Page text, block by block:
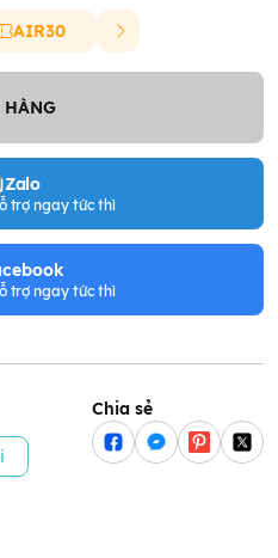
AIR30
HÀNG
Zalo
trợ ngay tức thì
trợ ngay tức thì
Chia sẻ